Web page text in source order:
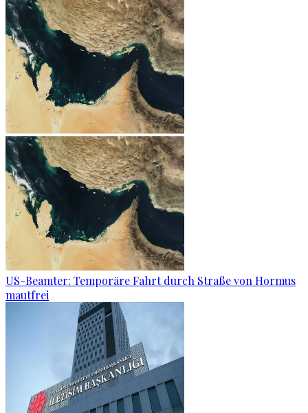
US-Beamter: Temporäre Fahrt durch Straße von Hormus
mautfrei